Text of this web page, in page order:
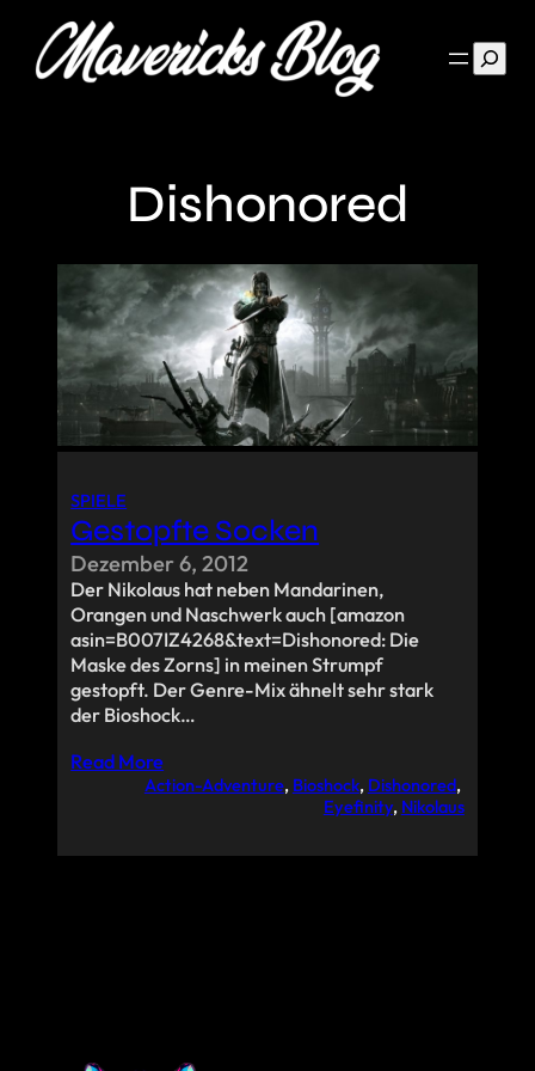
Dishonored
SPIELE
Gestopfte Socken
Dezember 6, 2012
Der Nikolaus hat neben Mandarinen,
Orangen und Naschwerk auch [amazon
asin=B007IZ4268&text=Dishonored: Die
Maske des Zorns] in meinen Strumpf
gestopft. Der Genre-Mix ähnelt sehr stark
der Bioshock…
Read More
Action-Adventure, Bioshock, Dishonored
Eyefinity, Nikolaus